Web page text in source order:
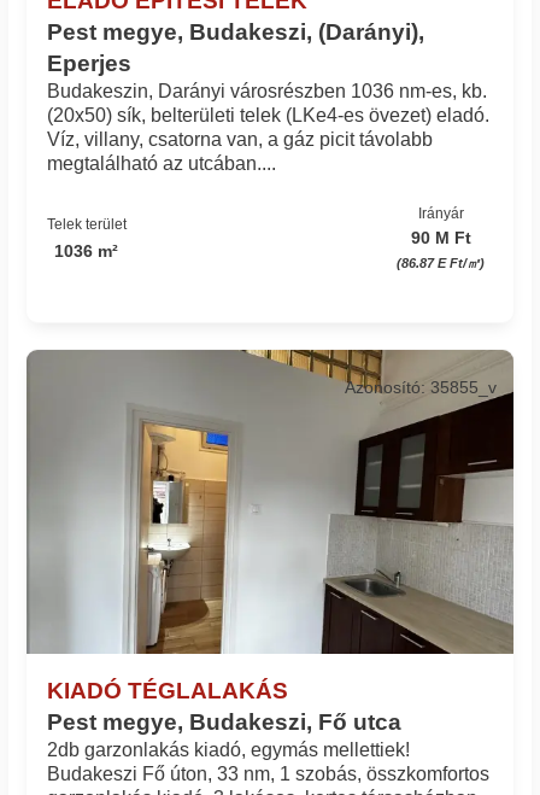
Pest megye, Budakeszi, (Darányi),
Eperjes
Budakeszin, Darányi városrészben 1036 nm-es, kb.
(20x50) sík, belterületi telek (LKe4-es övezet) eladó.
Víz, villany, csatorna van, a gáz picit távolabb
megtalálható az utcában....
Telek terület
1036 m²
Irányár
90 M Ft
(86.87 E Ft/㎡)
KIADÓ TÉGLALAKÁS
Pest megye, Budakeszi, Fő utca
Azonosító: 35855_v
2db garzonlakás kiadó, egymás mellettiek!
Budakeszi Fő úton, 33 nm, 1 szobás, összkomfortos